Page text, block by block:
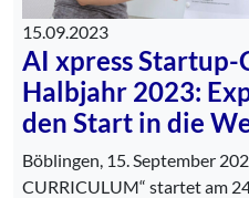
15.09.2023
AI xpress
Halbjahr 2023:
den Start in die
Böblingen, 15. September
CURRICULUM“ startet am